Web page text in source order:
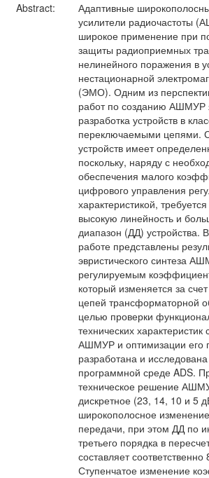
Abstract:
Адаптивные
усилители радиочастоты
широкое применение при
защиты радиоприемных
нелинейного поражения в
нестационарной
(ЭМО). Одним из
работ по созданию АШМУР
разработка устройств в
переключаемыми цепями.
устройств имеет
поскольку, наряду с
обеспечения малого
цифрового управления
характеристикой,
высокую линейность и
диапазон (ДД) устройства.
работе представлены
эвристического синтеза
регулируемым
который изменяется за
цепей трансформаторной
целью проверки
технических характеристик
АШМУР и оптимизации его
разработана и
программной среде ADS.
техническое решение
дискретное (23, 14, 10 и 5
широкополосное
передачи, при этом ДД по
третьего порядка в
составляет
Ступенчатое изменение